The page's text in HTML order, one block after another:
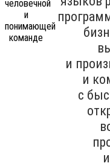
и
и
с